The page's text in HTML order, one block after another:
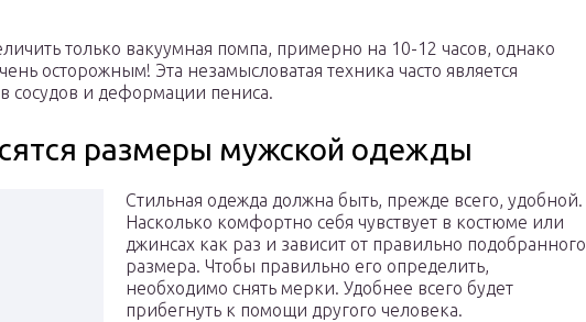
только вакуумная помпа, примерно на 10-12 часов, однако
осторожным! Эта незамысловатая техника часто является
сосудов и деформации пениса.
размеры мужской одежды
Стильная одежда должна быть, прежде всего, удобной.
Насколько комфортно себя чувствует в костюме или
джинсах как раз и зависит от правильно подобранного
размера. Чтобы правильно его определить,
необходимо снять мерки. Удобнее всего будет
прибегнуть к помощи другого человека.